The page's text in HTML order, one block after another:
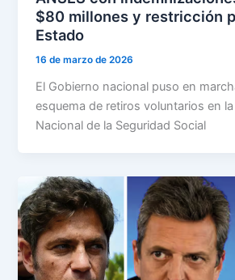
$80 millones y restricción
Estado
16 de marzo de 2026
El Gobierno nacional puso en
esquema de retiros voluntarios en
Nacional de la Seguridad Social